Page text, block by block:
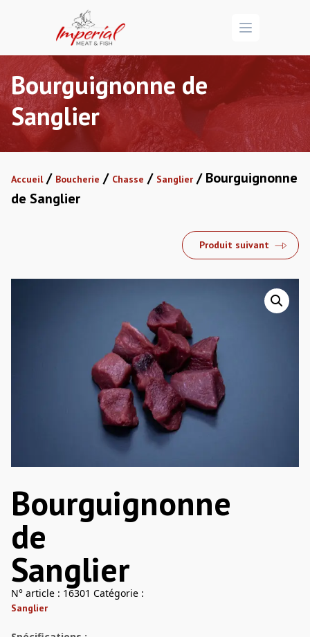
Open menu
Bourguignonne de
Sanglier
Accueil/ Boucherie / Chasse / Sanglier / Bourguignonne
de Sanglier
Produit suivant
Bourguignonne
de
Sanglier
N° article : 16301 Catégorie :
Sanglier